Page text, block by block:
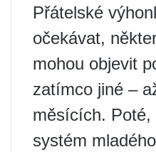
Přátelské
očekávat,
mohou objevit
zatímco jiné –
měsících. Poté,
systém